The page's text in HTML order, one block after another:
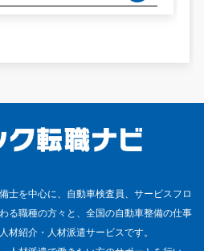
士を中心に、自動車検査員、サービスフロ
る職種の方々と、全国の自動車整備の仕事
材紹介・人材派遣サービスです。